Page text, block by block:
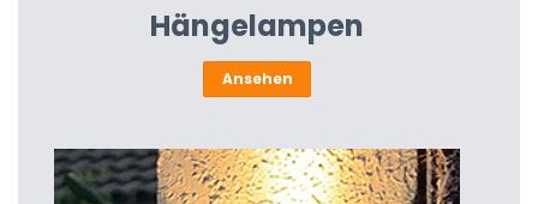
Hängelampen
Ansehen